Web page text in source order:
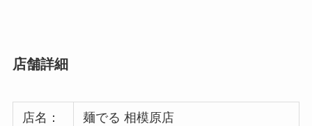
店舗詳細
店名： 麺でる 相模原店